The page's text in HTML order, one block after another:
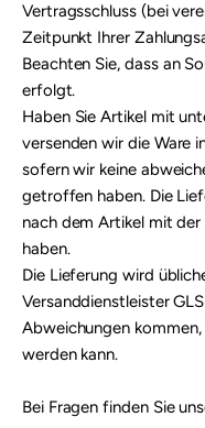
Vertragsschluss (bei
Zeitpunkt Ihrer
Beachten Sie, dass an
erfolgt.
Haben Sie Artikel mit
versenden wir die Ware
sofern wir keine
getroffen haben. Die
nach dem Artikel mit
haben.
Die Lieferung wird
Versanddienstleister
Abweichungen
werden kann.
Bei Fragen finden Sie